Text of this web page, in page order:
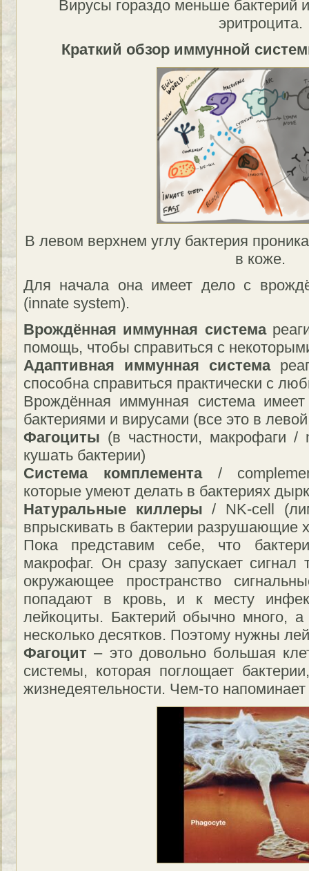
Вирусы гораздо меньше бактерий
эритроцита.
Краткий обзор иммунной
В левом верхнем углу бактерия
в коже.
Для начала она имеет дело с
(innate system).
Врождённая иммунная система
помощь, чтобы справиться с
Адаптивная иммунная система
способна справиться практически с
Врождённая иммунная система
бактериями и вирусами (все это в
Фагоциты (в частности, макрофаги /
кушать бактерии)
Система комплемента/
которые умеют делать в бактериях
Натуральные киллеры / NK-cell
впрыскивать в бактерии разрушающие
Пока представим себе, что
макрофаг. Он сразу запускает
окружающее пространство
попадают в кровь, и к месту
лейкоциты. Бактерий обычно много,
несколько десятков. Поэтому нужны
Фагоцит – это довольно большая
системы, которая поглощает
жизнедеятельности. Чем-то